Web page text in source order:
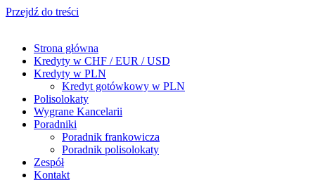
Przejdź do treści
Strona główna
Kredyty w CHF / EUR / USD
Kredyty w PLN
Kredyt gotówkowy w PLN
Polisolokaty
Wygrane Kancelarii
Poradniki
Poradnik frankowicza
Poradnik polisolokaty
Zespół
Kontakt